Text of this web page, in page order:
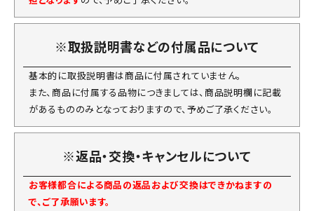
※取扱説明書などの付属品について
基本的に取扱説明書は商品に付属されていません。
また、商品に付属する品物につきましては、商品説明欄に記載
があるもののみとなっておりますので、予めご了承ください。
※返品・交換・キャンセルについて
お客様都合による商品の返品および交換はできかねますの
で、ご了承願います。